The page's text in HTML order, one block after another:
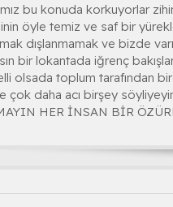
bu konuda korkuyorlar
öyle temiz ve saf bir
dışlanmamak ve bizde
bir lokantada iğrenç
olsada toplum tarafından
çok daha acı birşey
HER İNSAN BİR